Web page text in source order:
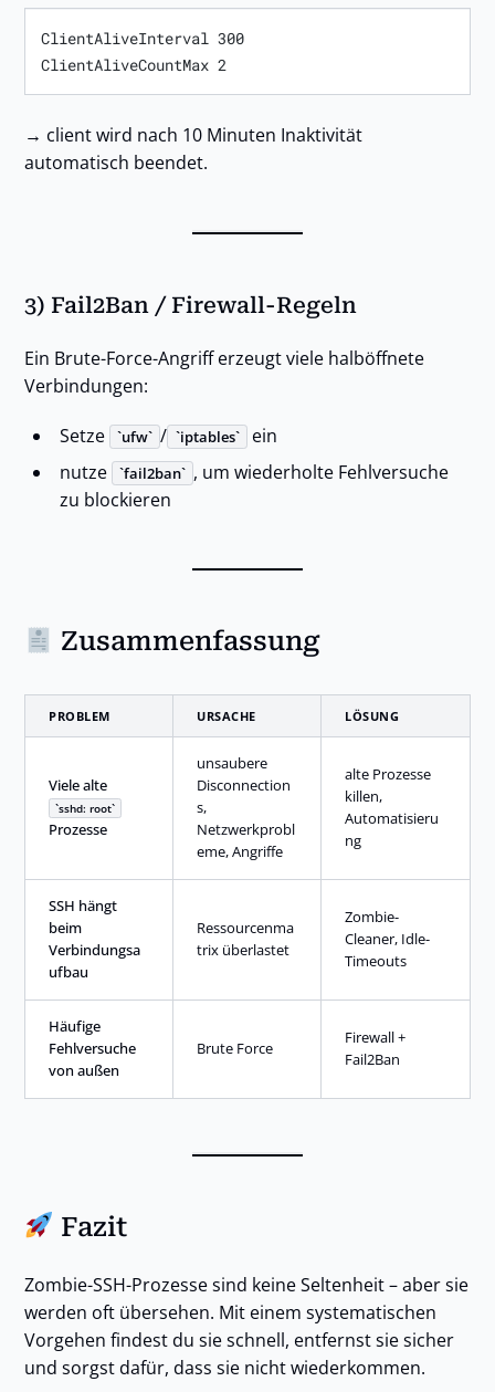
ClientAliveInterval 300
ClientAliveCountMax 2
→ client wird nach 10 Minuten Inaktivität
automatisch beendet.
3) Fail2Ban / Firewall-Regeln
Ein Brute-Force-Angriff erzeugt viele halböffnete
Verbindungen:
Setze ufw / iptables
ein
nutze
fail2ban
, um wiederholte Fehlversuche
zu blockieren
Zusammenfassung
PROBLEM URSACHE LÖSUNG
Viele alte
sshd: root
Prozesse
unsaubere
Disconnection
s,
Netzwerkprobl
eme, Angriffe
alte Prozesse
killen,
Automatisieru
ng
SSH hängt
beim
Verbindungsa
ufbau
Ressourcenma
trix überlastet
Zombie-
Cleaner, Idle-
Timeouts
Häufige
Fehlversuche
von außen
Brute Force
Firewall +
Fail2Ban
Fazit
Zombie-SSH-Prozesse sind keine Seltenheit – aber sie
werden oft übersehen. Mit einem systematischen
Vorgehen findest du sie schnell, entfernst sie sicher
und sorgst dafür, dass sie nicht wiederkommen.